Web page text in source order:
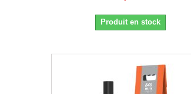
Produit en stock